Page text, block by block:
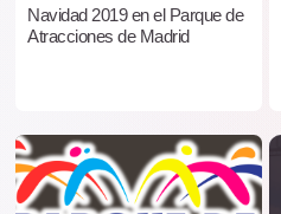
Navidad 2019 en el Parque de
Atracciones de Madrid